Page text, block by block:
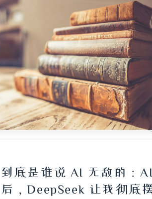
到底是谁说 AI 无敌的：
后，DeepSeek 让我彻底